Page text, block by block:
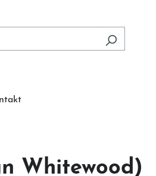
Whitewood)